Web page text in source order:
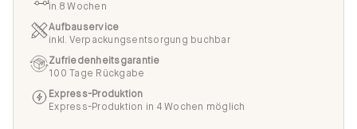
in 8 Wochen
Aufbauservice
inkl. Verpackungsentsorgung buchbar
Zufriedenheitsgarantie
100 Tage Rückgabe
Express-Produktion
Express-Produktion in 4 Wochen möglich